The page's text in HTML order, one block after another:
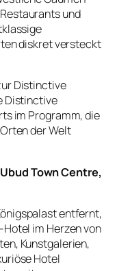
und
diskret versteckt
Distinctive
Distinctive
im Programm, die
der Welt
Town Centre,
entfernt,
im Herzen von
Kunstgalerien,
Hotel